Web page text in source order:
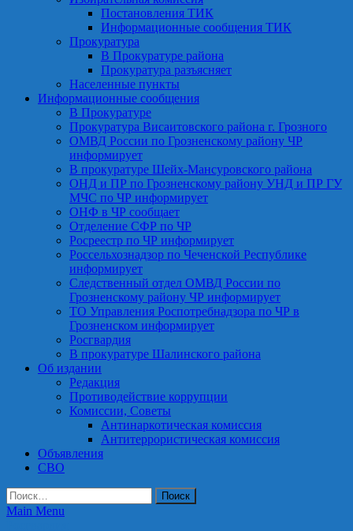
Постановления ТИК
Информационные сообщения ТИК
Прокуратура
В Прокуратуре района
Прокуратура разъясняет
Населенные пункты
Информационные сообщения
В Прокуратуре
Прокуратура Висаитовского района г. Грозного
ОМВД России по Грозненскому району ЧР
информирует
В прокуратуре Шейх-Мансуровского района
ОНД и ПР по Грозненскому району УНД и ПР ГУ
МЧС по ЧР информирует
ОНФ в ЧР сообщает
Отделение СФР по ЧР
Росреестр по ЧР информирует
Россельхознадзор по Чеченской Республике
информирует
Следственный отдел ОМВД России по
Грозненскому району ЧР информирует
ТО Управления Роспотребнадзора по ЧР в
Грозненском информирует
Росгвардия
В прокуратуре Шалинского района
Об издании
Редакция
Противодействие коррупции
Комиссии, Советы
Антинаркотическая комиссия
Антитеррористическая комиссия
Объявления
СВО
Найти:
Main Menu